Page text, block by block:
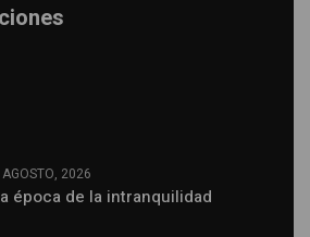
2026
época de la intranquilidad